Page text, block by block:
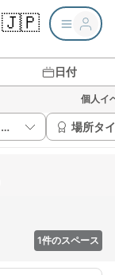
🇯🇵
日付
個人イ
テーブルレイアウト 場所タ
1件のスペース